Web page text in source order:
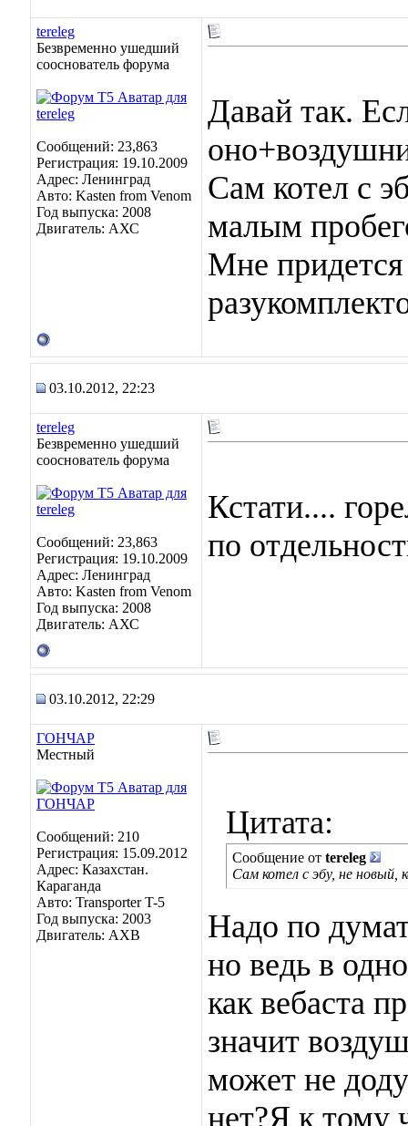
tereleg
Безвременно ушедший
сооснователь форума
Сообщений: 23,863
Регистрация: 19.10.2009
Адрес: Ленинград
Авто: Kasten from Venom
Год выпуска: 2008
Двигатель: АХС
Давай так.
Сам котел с
малым
Мне
03.10.2012, 22:23
tereleg
Безвременно ушедший
сооснователь форума
Сообщений: 23,863
Регистрация: 19.10.2009
Адрес: Ленинград
Авто: Kasten from Venom
Год выпуска: 2008
Двигатель: АХС
Кстати....
по
03.10.2012, 22:29
ГОНЧАР
Местный
Сообщений: 210
Регистрация: 15.09.2012
Адрес: Казахстан.
Караганда
Авто: Transporter T-5
Год выпуска: 2003
Двигатель: AXB
Цитата:
Сообщение от tereleg
Сам котел с эбу, не новый,
Надо по
но ведь в
как вебаста
значит
может не
нет?Я к тому